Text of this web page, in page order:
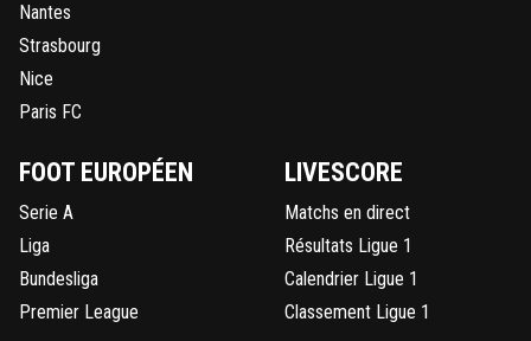
Nantes
Strasbourg
Nice
Paris FC
FOOT EUROPÉEN
Serie A
Liga
Bundesliga
Premier League
LIVESCORE
Matchs en direct
Résultats Ligue 1
Calendrier Ligue 1
Classement Ligue 1